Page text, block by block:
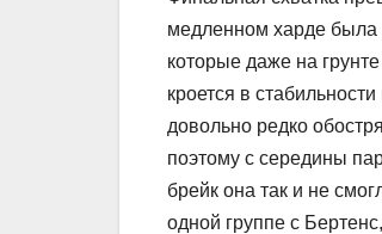
медленном харде была
которые даже на
кроется в
довольно редко
поэтому с середины
брейк она так и не
одной группе с